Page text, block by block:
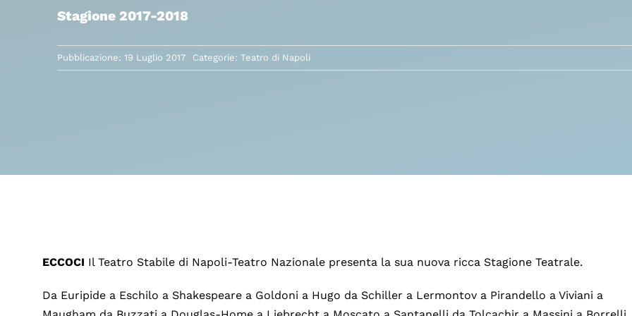
Stagione 2017-2018
Pubblicazione: 19 Luglio 2017 Categorie: Teatro di Napoli
ECCOCI Il Teatro Stabile di Napoli-Teatro Nazionale presenta la sua nuova ricca Stagione Teatrale.
Da Euripide a Eschilo a Shakespeare a Goldoni a Hugo da Schiller a Lermontov a Pirandello a Viviani a